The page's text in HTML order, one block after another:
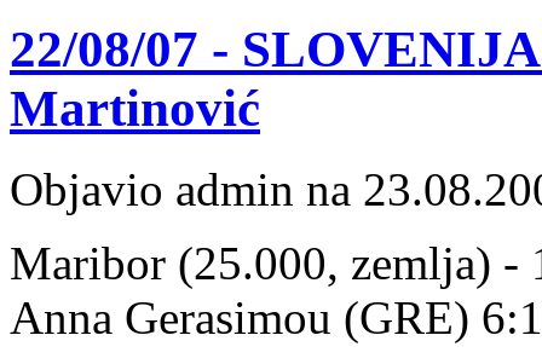
22/08/07 -
Martinović
Objavio admin na
Maribor (25.000, zemlja)
Anna Gerasimou (GRE)